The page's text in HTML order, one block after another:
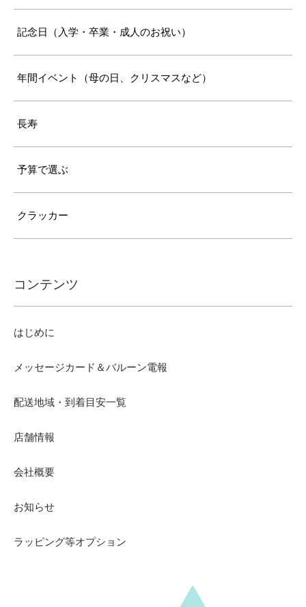
記念日（入学・卒業・成人のお祝い）
年間イベント（母の日、クリスマスなど）
長寿
予算で選ぶ
クラッカー
コンテンツ
はじめに
メッセージカード＆バルーン電報
配送地域・到着目安一覧
店舗情報
会社概要
お知らせ
ラッピング等オプション